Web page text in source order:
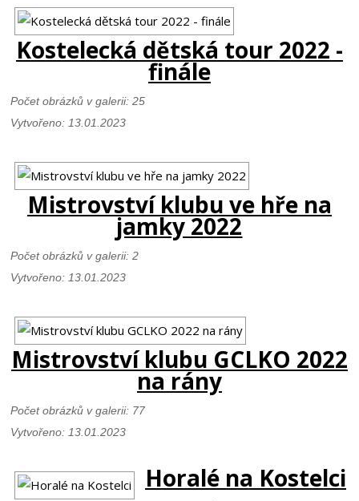
Kostelecká dětská tour 2022 -
finále
Počet obrázků v galerii: 25
Vytvořeno: 13.01.2023
Mistrovství klubu ve hře na
jamky 2022
Počet obrázků v galerii: 2
Vytvořeno: 13.01.2023
Mistrovství klubu GCLKO 2022
na rány
Počet obrázků v galerii: 77
Vytvořeno: 13.01.2023
Horalé na Kostelci